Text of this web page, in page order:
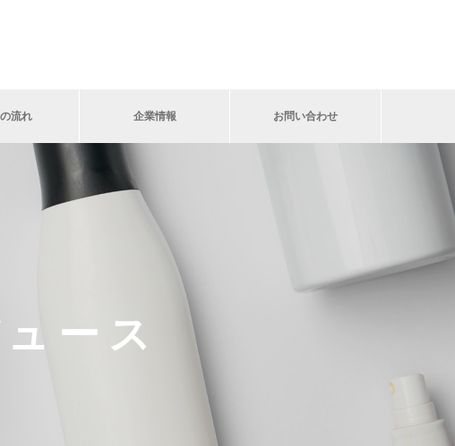
流れ 企業情報 お問い合わせ
ース